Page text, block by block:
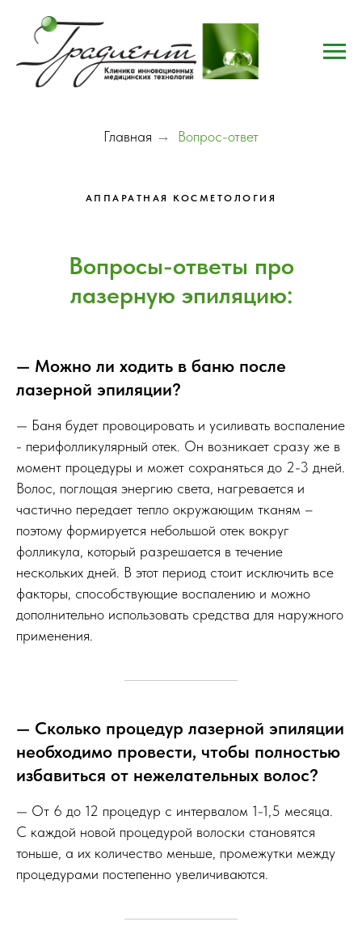
Главная → Вопрос-ответ
АППАРАТНАЯ КОСМЕТОЛОГИЯ
Вопросы-ответы про
лазерную эпиляцию:
— Можно ли ходить в баню после
лазерной эпиляции?
— Баня будет провоцировать и усиливать воспаление
- перифолликулярный отек. Он возникает сразу же в
момент процедуры и может сохраняться до 2-3 дней.
Волос, поглощая энергию света, нагревается и
частично передает тепло окружающим тканям –
поэтому формируется небольшой отек вокруг
фолликула, который разрешается в течение
нескольких дней. В этот период стоит исключить все
факторы, способствующие воспалению и можно
дополнительно использовать средства для наружного
применения.
— Сколько процедур лазерной эпиляции
необходимо провести, чтобы полностью
избавиться от нежелательных волос?
— От 6 до 12 процедур с интервалом 1-1,5 месяца.
С каждой новой процедурой волоски становятся
тоньше, а их количество меньше, промежутки между
процедурами постепенно увеличиваются.